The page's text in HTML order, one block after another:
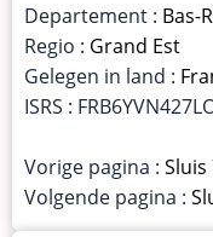
Departement : Bas-
Regio : Grand Est
Gelegen in land :
ISRS :
Vorige pagina : Sluis
Volgende pagina :